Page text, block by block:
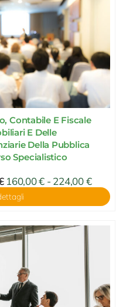
Contabile E Fiscale
E Delle
Della Pubblica
Specialistico
Fascia
di
prezzo:
200,00 €
a
160,00€ - 224,00€Fascia
prezzo: